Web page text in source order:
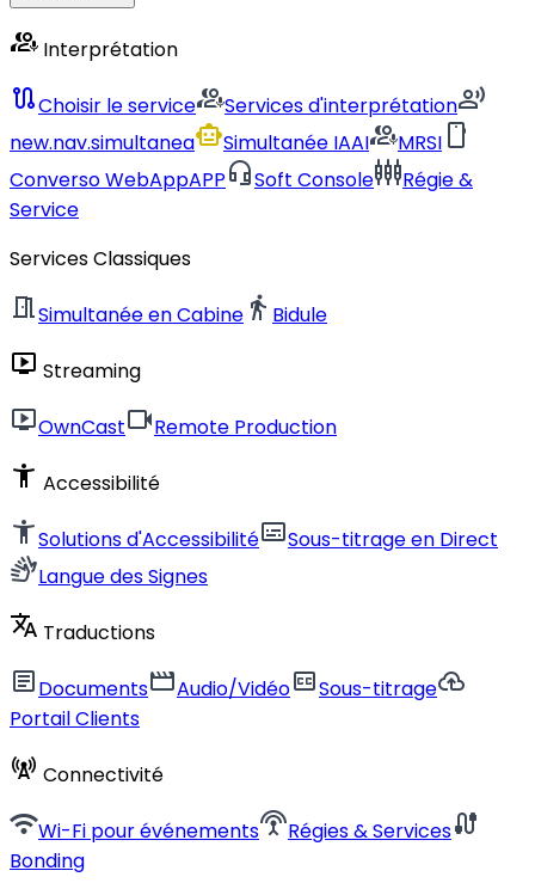
interpreter_mode Interprétation
routeChoisir le serviceinterpreter_modeServices d'interprétationrecord_voice_over
new.nav.simultaneasmart_toySimultanée IAAIinterpreter_modeMRSI smartphone
Converso WebAppAPPheadset_micSoft Consolesettings_input_componentRégie &
Service
Services Classiques
meeting_roomSimultanée en Cabine directions_walk Bidule
live_tv Streaming
live_tvOwnCastvideocamRemote Production
accessibility_new Accessibilité
accessibility_newSolutions d'AccessibilitésubtitlesSous-titrage en Direct
sign_languageLangue des Signes
translate Traductions
articleDocumentsmovieAudio/Vidéoclosed_captionSous-titragecloud_upload
Portail Clients
cell_tower Connectivité
wifiWi-Fi pour événementssettings_input_antennaRégies & Servicescable
Bonding